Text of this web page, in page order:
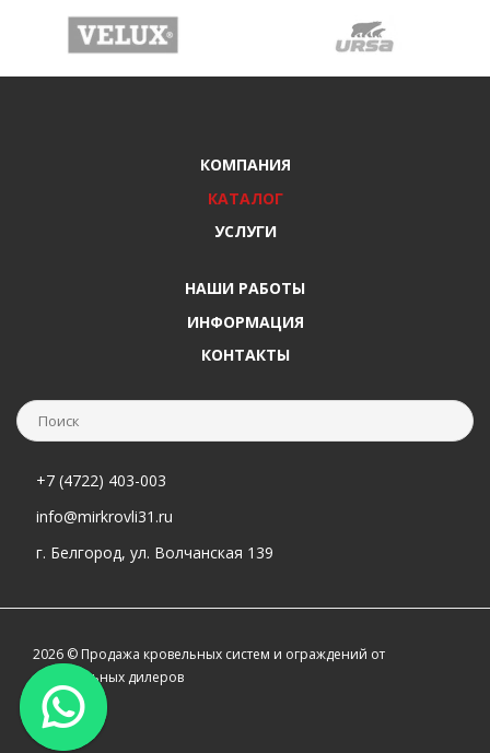
КОМПАНИЯ
КАТАЛОГ
УСЛУГИ
НАШИ РАБОТЫ
ИНФОРМАЦИЯ
КОНТАКТЫ
+7 (4722) 403-003
info@mirkrovli31.ru
г. Белгород, ул. Волчанская 139
2026 © Продажа кровельных систем и ограждений от
официальных дилеров